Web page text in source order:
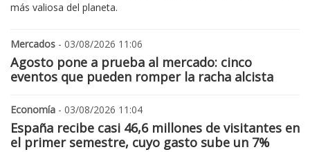
más valiosa del planeta.
Mercados - 03/08/2026 11:06
Agosto pone a prueba al mercado: cinco
eventos que pueden romper la racha alcista
Economía - 03/08/2026 11:04
España recibe casi 46,6 millones de visitantes en
el primer semestre, cuyo gasto sube un 7%